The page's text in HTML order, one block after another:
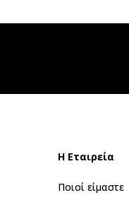
Η Εταιρεία
Ποιοί είμαστε